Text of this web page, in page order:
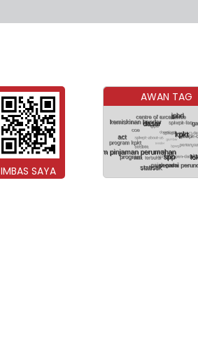
IMBAS SAYA
AWAN TAG